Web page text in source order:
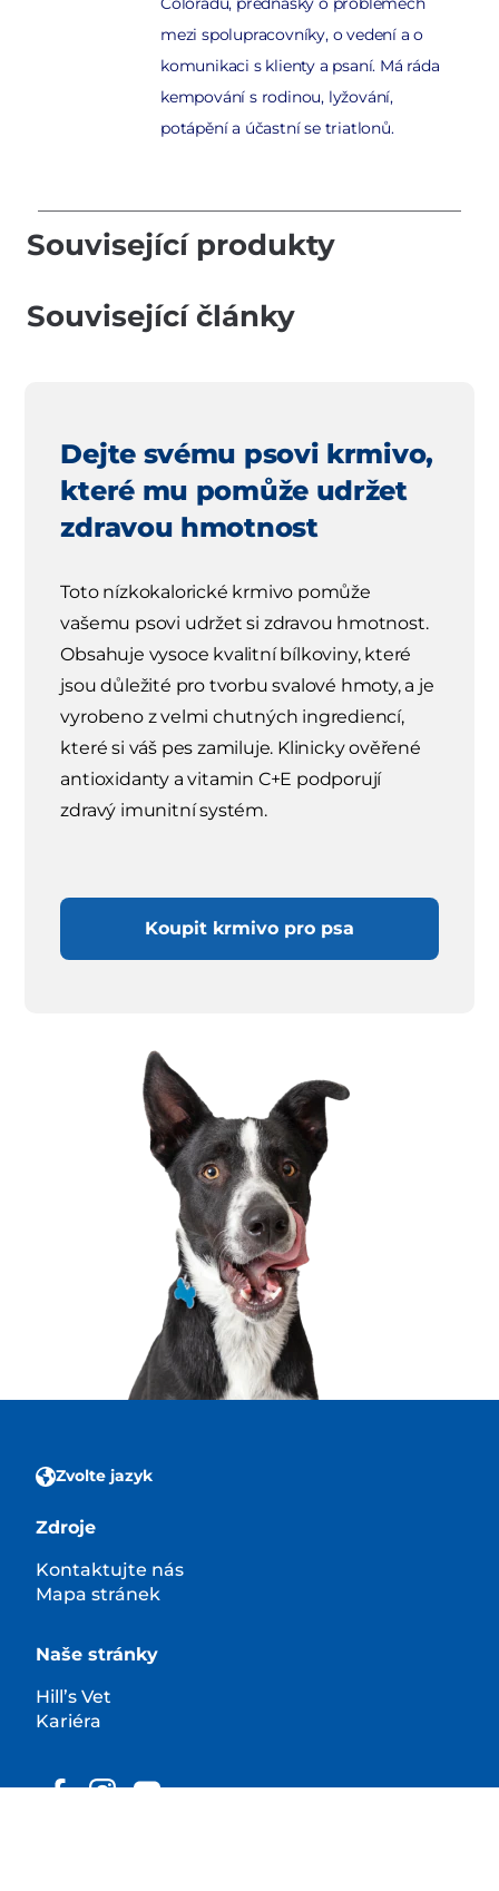
mezi spolupracovníky, o vedení a o
komunikaci s klienty a psaní. Má ráda
kempování s rodinou, lyžování,
potápění a účastní se triatlonů.
Související produkty
Související články
Dejte svému psovi krmivo,
které mu pomůže udržet
zdravou hmotnost
Toto nízkokalorické krmivo pomůže
vašemu psovi udržet si zdravou hmotnost.
Obsahuje vysoce kvalitní bílkoviny, které
jsou důležité pro tvorbu svalové hmoty, a je
vyrobeno z velmi chutných ingrediencí,
které si váš pes zamiluje. Klinicky ověřené
antioxidanty a vitamin C+E podporují
zdravý imunitní systém.
Koupit krmivo pro psa
Zvolte jazyk
Zdroje
Kontaktujte nás
Mapa stránek
Naše stránky
Hill’s Vet
Kariéra